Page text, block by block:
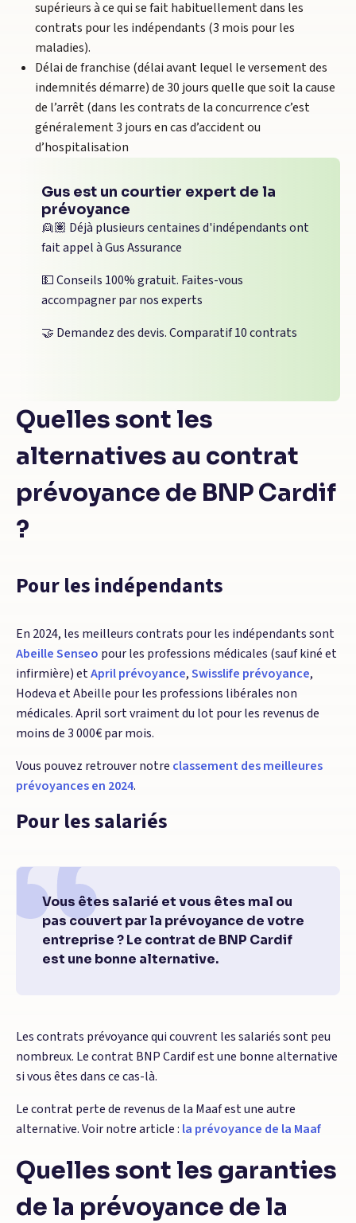
supérieurs à ce qui se fait habituellement dans les
contrats pour les indépendants (3 mois pour les
maladies).
Délai de franchise (délai avant lequel le versement des
indemnités démarre) de 30 jours quelle que soit la cause
de l’arrêt (dans les contrats de la concurrence c’est
généralement 3 jours en cas d’accident ou
d’hospitalisation
Gus est un courtier expert de la
prévoyance
👱🏽 Déjà plusieurs centaines d'indépendants ont
fait appel à Gus Assurance
💵 Conseils 100% gratuit. Faites-vous
accompagner par nos experts
🤝 Demandez des devis. Comparatif 10 contrats
Quelles sont les
alternatives au contrat
prévoyance de BNP Cardif
?
Pour les indépendants
En 2024, les meilleurs contrats pour les indépendants sont
Abeille Senseo pour les professions médicales (sauf kiné et
infirmière) etApril prévoyance,Swisslife prévoyance,
Hodeva et Abeille pour les professions libérales non
médicales. April sort vraiment du lot pour les revenus de
moins de 3 000€ par mois.
Vous pouvez retrouver notre classement des meilleures
prévoyances en 2024.
Pour les salariés
Vous êtes salarié et vous êtes mal ou
pas couvert par la prévoyance de votre
entreprise ? Le contrat de BNP Cardif
est une bonne alternative.
Les contrats prévoyance qui couvrent les salariés sont peu
nombreux. Le contrat BNP Cardif est une bonne alternative
si vous êtes dans ce cas-là.
Le contrat perte de revenus de la Maaf est une autre
alternative. Voir notre article : la prévoyance de la Maaf
Quelles sont les garanties
de la prévoyance de la